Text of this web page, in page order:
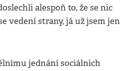
alespoň to, že se nic
vedení strany, já už jsem jen
jednání sociálních